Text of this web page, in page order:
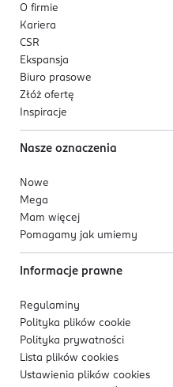
O firmie
Kariera
CSR
Ekspansja
Biuro prasowe
Złóż ofertę
Inspiracje
Nasze oznaczenia
Nowe
Mega
Mam więcej
Pomagamy jak umiemy
Informacje prawne
Regulaminy
Polityka plików cookie
Polityka prywatności
Lista plików cookies
Ustawienia plików cookies